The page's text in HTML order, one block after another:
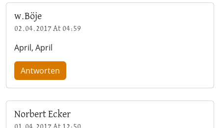
w.Böje
02.04.2017 At 04:59
April, April
Antworten
Norbert Ecker